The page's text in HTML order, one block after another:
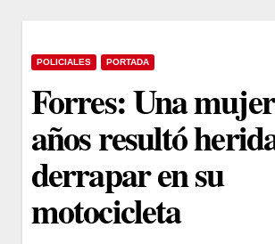
POLICIALES PORTADA
Forres: Una
años resultó
derrapar en su
motocicleta